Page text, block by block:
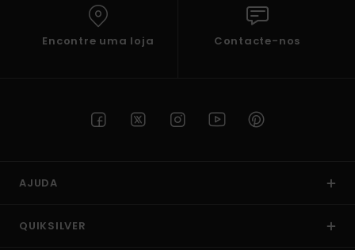
Encontre uma loja Contacte-nos
AJUDA
QUIKSILVER